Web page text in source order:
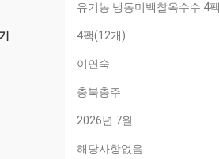
유기농 냉동미백찰옥수수 4
4팩(12개)
이연숙
충북충주
2026년 7월
해당사항없음